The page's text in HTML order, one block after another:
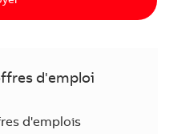
d'emploi
d'emplois